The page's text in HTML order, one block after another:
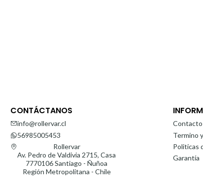
CONTÁCTANOS
info@rollervar.cl
56985005453
Rollervar
Av. Pedro de Valdivia 2715, Casa
7770106 Santiago - Ñuñoa
Región Metropolitana - Chile
Contacto
Termino
Politicas
Garantía